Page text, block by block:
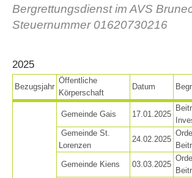
Histoire de l'association
Bergrettungsdienst im AVS
Steuernummer 01620730216
2025
Bezugsjahr
Öffentliche
Körperschaft
Datum
Gemeinde Gais 17.01.2025
Gemeinde St.
Lorenzen
24.02.2025
Gemeinde Kiens 03.03.2025